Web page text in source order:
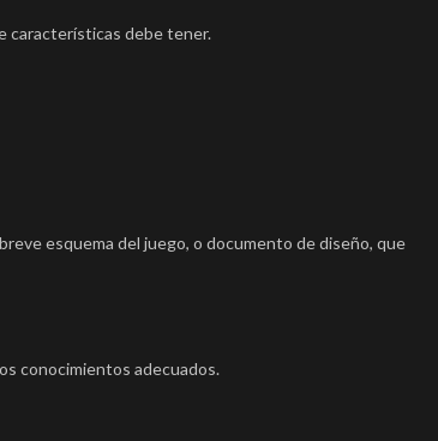
características debe tener.
esquema del juego, o documento de diseño, que
conocimientos adecuados.